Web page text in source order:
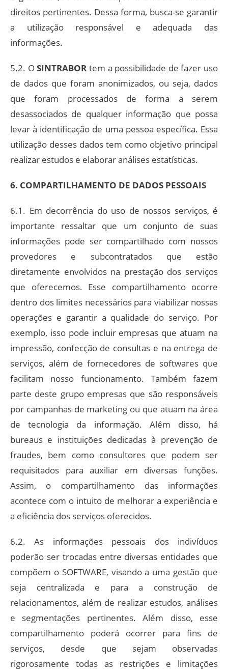
direitos pertinentes. Dessa forma, busca-se garantir
a utilização responsável e adequada das
informações.
5.2. OSINTRABOR tem a possibilidade de fazer uso
de dados que foram anonimizados, ou seja, dados
que foram processados de forma a serem
desassociados de qualquer informação que possa
levar à identificação de uma pessoa específica. Essa
utilização desses dados tem como objetivo principal
realizar estudos e elaborar análises estatísticas.
6. COMPARTILHAMENTO DE DADOS PESSOAIS
6.1. Em decorrência do uso de nossos serviços, é
importante ressaltar que um conjunto de suas
informações pode ser compartilhado com nossos
provedores e subcontratados que estão
diretamente envolvidos na prestação dos serviços
que oferecemos. Esse compartilhamento ocorre
dentro dos limites necessários para viabilizar nossas
operações e garantir a qualidade do serviço. Por
exemplo, isso pode incluir empresas que atuam na
impressão, confecção de consultas e na entrega de
serviços, além de fornecedores de softwares que
facilitam nosso funcionamento. Também fazem
parte deste grupo empresas que são responsáveis
por campanhas de marketing ou que atuam na área
de tecnologia da informação. Além disso, há
bureaus e instituições dedicadas à prevenção de
fraudes, bem como consultores que podem ser
requisitados para auxiliar em diversas funções.
Assim, o compartilhamento das informações
acontece com o intuito de melhorar a experiência e
a eficiência dos serviços oferecidos.
6.2. As informações pessoais dos indivíduos
poderão ser trocadas entre diversas entidades que
compõem o SOFTWARE, visando a uma gestão que
seja centralizada e para a construção de
relacionamentos, além de realizar estudos, análises
e segmentações pertinentes. Além disso, esse
compartilhamento poderá ocorrer para fins de
serviços, desde que sejam observadas
rigorosamente todas as restrições e limitações